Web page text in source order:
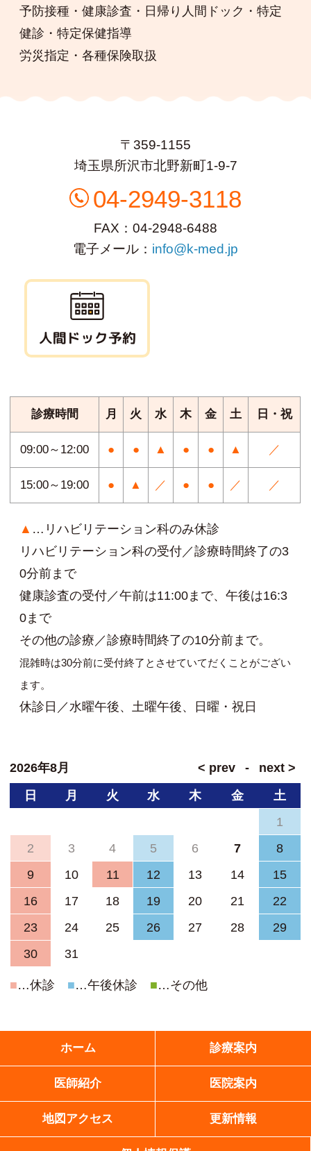
予防接種・健康診査・日帰り人間ドック・特定
健診・特定保健指導
労災指定・各種保険取扱
〒359-1155
埼玉県所沢市北野新町1-9-7
04-2949-3118
FAX：04-2948-6488
電子メール： info@k-med.jp
人間ドック予約
診療時間 月 火 水 木 金 土 日・祝
09:00～12:00 ● ● ▲ ● ● ▲ ／
15:00～19:00 ● ▲ ／ ● ● ／ ／
▲ …リハビリテーション科のみ休診
リハビリテーション科の受付／診療時間終了の3
0分前まで
健康診査の受付／午前は11:00まで、午後は16:3
0まで
その他の診療／診療時間終了の10分前まで。
混雑時は30分前に受付終了とさせていてだくことがござい
ます。
休診日／水曜午後、土曜午後、日曜・祝日
2026年8月
日
月 火 水 木 金
土
1
2
3 4 5 6 7
8
9
10 11 12 13 14
15
16
17 18 19 20 21
22
23
24 25 26 27 28
29
30
31
■…休診 ■…午後休診 ■…その他
ホーム 診療案内
医師紹介 医院案内
地図アクセス 更新情報